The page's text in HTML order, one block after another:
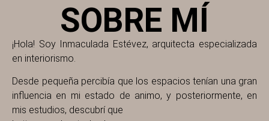
SOBRE MÍ
¡Hola! Soy Inmaculada Estévez, arquitecta especializada
en interiorismo.
Desde pequeña percibía que los espacios tenían una gran
influencia en mi estado de animo, y posteriormente, en
mis estudios, descubrí que
funcionalidades
desaparecerán
Marketing
Al compartir tus
intereses y
comportamiento